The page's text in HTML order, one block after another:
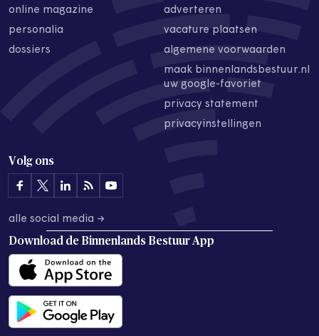
online magazine
personalia
dossiers
adverteren
vacature plaatsen
algemene voorwaarden
maak binnenlandsbestuur.nl
uw google-favoriet
privacy statement
privacyinstellingen
Volg ons
alle social media →
Download de Binnenlands Bestuur App